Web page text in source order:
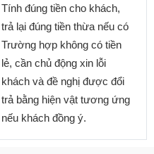
Tính đúng tiền cho khách,
trả lại đúng tiền thừa nếu có
Trường hợp không có tiền
lẻ, cần chủ động xin lỗi
khách và đề nghị được đổi
trả bằng hiện vật tương ứng
nếu khách đồng ý.